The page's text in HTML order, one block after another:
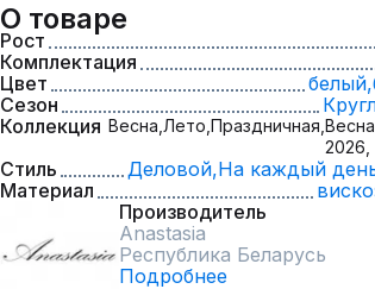
О товаре
Рост
Комплектация
Цвет белый,
Сезон
Коллекция Весна, Лето, Праздничная, Весна
2026,
Стиль Деловой,На каждый
Материал
Производитель
Anastasia
Республика Беларусь
Подробнее